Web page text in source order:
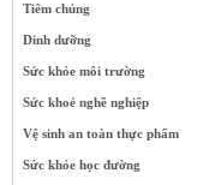
Tiêm chủng
Dinh dưỡng
Sức khỏe môi trường
Sức khoẻ nghề nghiệp
Vệ sinh an toàn thực phẩm
Sức khỏe học đường